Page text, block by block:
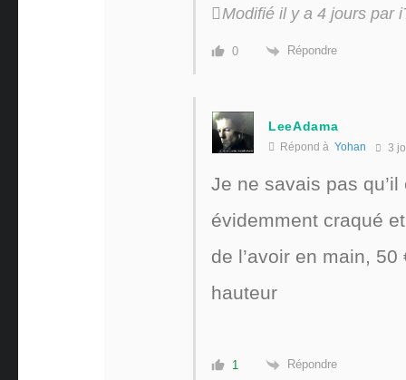
Modifié il y a 4 jours par
0 Répondre
LeeAdama
Répond à Yohan 3
Je ne savais pas
évidemment craqué
de l’avoir en main,
hauteur
1 Répondre